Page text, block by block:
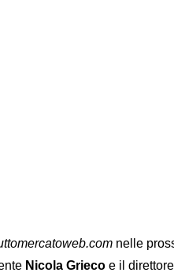
nelle
Nicola Grieco e il